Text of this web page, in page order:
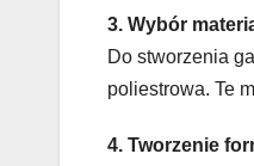
3. Wybór
Do stworzenia
poliestrowa. Te
4. Tworzenie